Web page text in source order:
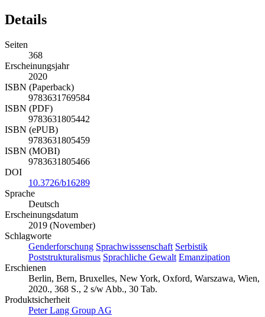
Details
Seiten
368
Erscheinungsjahr
2020
ISBN (Paperback)
9783631769584
ISBN (PDF)
9783631805442
ISBN (ePUB)
9783631805459
ISBN (MOBI)
9783631805466
DOI
10.3726/b16289
Sprache
Deutsch
Erscheinungsdatum
2019 (November)
Schlagworte
Genderforschung Sprachwisssenschaft Serbistik
Poststrukturalismus Sprachliche Gewalt Emanzipation
Erschienen
Berlin, Bern, Bruxelles, New York, Oxford, Warszawa, Wien,
2020., 368 S., 2 s/w Abb., 30 Tab.
Produktsicherheit
Peter Lang Group AG